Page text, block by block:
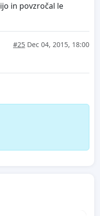
in povzročal le
#25 Dec 04, 2015, 18:00